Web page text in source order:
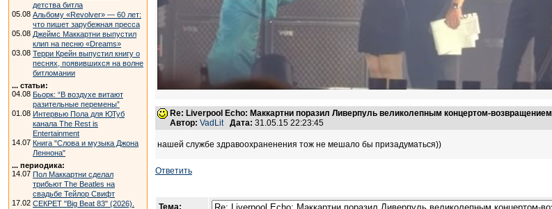
детства битла
05.08 Альбому «Revolver» — 60 лет:
что пишет зарубежная пресса
05.08 Джеймс Маккартни выпустил
клип на песню «Dreams»
03.08 Терри Крейн выпустил книгу о
песнях, появившихся на волне
битломании
... статьи:
04.08 Бьорк: “В воздухе витают
разительные перемены”
01.08 Интервью Пола для ЮТуб
канала The Rest is
Entertainment
14.07 Книга "Слова и музыка Джона
Леннона"
... периодика:
14.07 Пол Маккартни сделал
трибьют The Beatles на
свадьбе Тейлор Свифт
17.02 СЕКРЕТ "Big Beat 83" (2026).
Re: Liverpool Echo: Маккартни поразил Ливерпуль великолепным концертом-возвращением
Автор: VadLit Дата: 31.05.15 22:23:45
нашей службе здравоохраненения тож не мешало бы призадуматься))
Ответить
Тема: